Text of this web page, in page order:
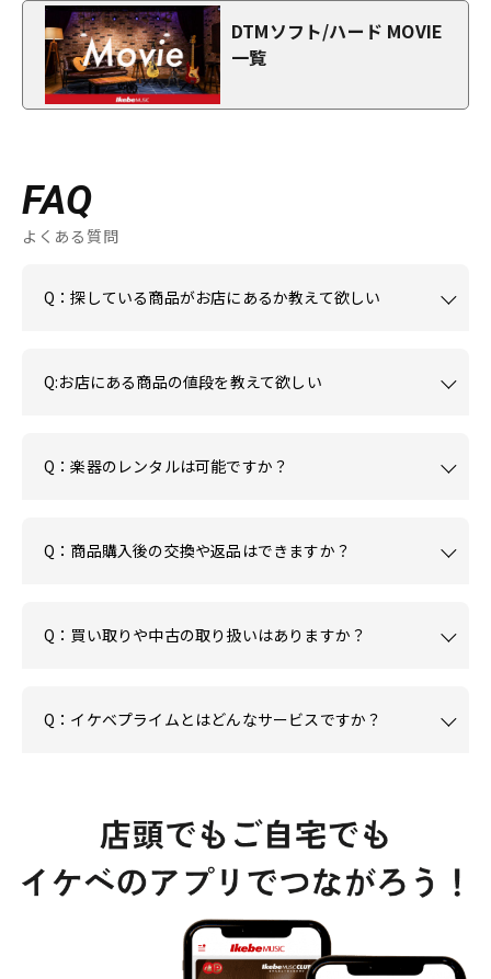
DTMソフト/ハード MOVIE
一覧
FAQ
よくある質問
Q：探している商品がお店にあるか教えて欲しい
Q:お店にある商品の値段を教えて欲しい
Q：楽器のレンタルは可能ですか？
Q：商品購入後の交換や返品はできますか？
Q：買い取りや中古の取り扱いはありますか？
Q：イケベプライムとはどんなサービスですか？